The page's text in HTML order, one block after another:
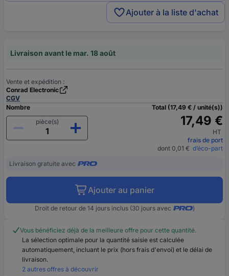
Ajouter à la liste d'achat
Livraison avant le mar. 18 août
Vente et expédition :
Conrad Electronic
CGV
Nombre
pièce(s)
Total (17,49 € / unité(s))
17,49 €
HT
frais de port
dont 0,01 € d’éco-part
Livraison gratuite avec
Ajouter au panier
Droit de retour de 14 jours inclus (30 jours avec )
Vous bénéficiez déjà de la meilleure offre pour cette quantité.
La sélection optimale pour la quantité saisie est calculée
automatiquement, incluant le prix (hors frais d'envoi) et le délai de
livraison.
2 autres offres à découvrir